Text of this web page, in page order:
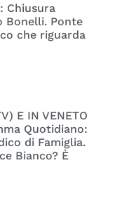
Chiusura
Bonelli. Ponte
che riguarda
E IN VENETO
Quotidiano:
di Famiglia.
Bianco? È